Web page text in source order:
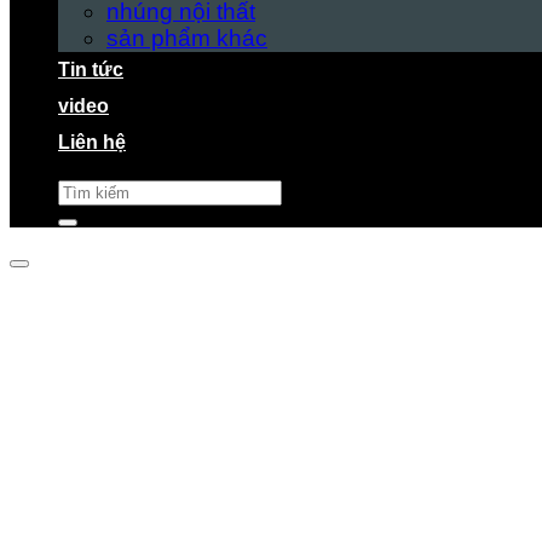
nhúng nội thất
sản phẩm khác
Tin tức
video
Liên hệ
Tìm
kiếm: